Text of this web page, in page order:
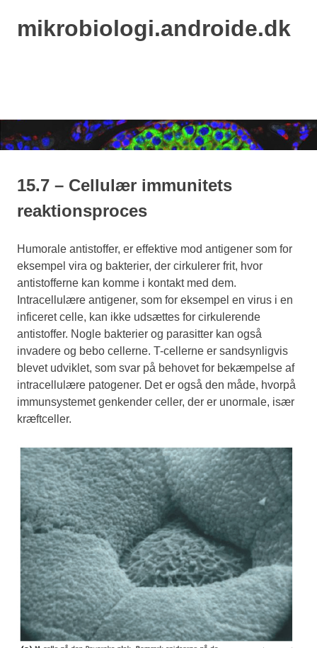
Skip
to
mikrobiologi.androide.dk
15.7 – Cellulær immunitets
reaktionsproces
Humorale antistoffer, er effektive mod antigener som for
eksempel vira og bakterier, der cirkulerer frit, hvor
antistofferne kan komme i kontakt med dem.
Intracellulære antigener, som for eksempel en virus i en
inficeret celle, kan ikke udsættes for cirkulerende
antistoffer. Nogle bakterier og parasitter kan også
invadere og bebo cellerne. T-cellerne er sandsynligvis
blevet udviklet, som svar på behovet for bekæmpelse af
intracellulære patogener. Det er også den måde, hvorpå
immunsystemet genkender celler, der er unormale, især
kræftceller.